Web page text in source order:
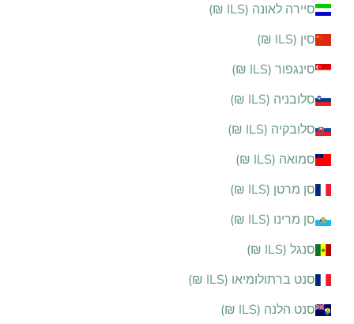
סיירה לאונה (ILS ₪)
סין (ILS ₪)
סינגפור (ILS ₪)
סלובניה (ILS ₪)
סלובקיה (ILS ₪)
סמואה (ILS ₪)
סן מרטן (ILS ₪)
סן מרינו (ILS ₪)
סנגל (ILS ₪)
סנט ברתולומיאו (ILS ₪)
סנט הלנה (ILS ₪)